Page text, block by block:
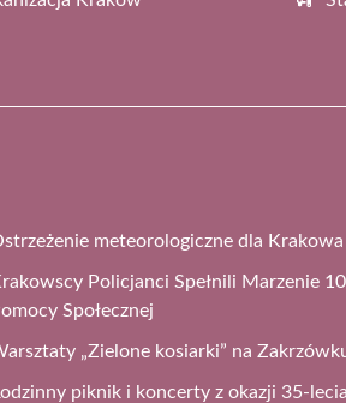
meteorologiczne dla
Policjanci Spełnili Marzenie
Społecznej
„Zielone kosiarki” na
piknik i koncerty z okazji 35-